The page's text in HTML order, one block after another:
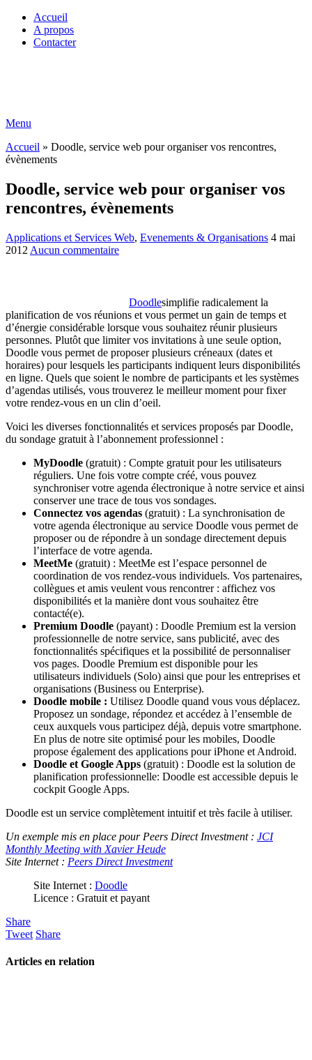
Accueil
A propos
Contacter
Menu
Accueil » Doodle, service web pour organiser vos rencontres,
évènements
Doodle, service web pour organiser vos
rencontres, évènements
Applications et Services Web, Evenements & Organisations 4 mai
2012 Aucun commentaire
Doodlesimplifie radicalement la
planification de vos réunions et vous permet un gain de temps et
d’énergie considérable lorsque vous souhaitez réunir plusieurs
personnes. Plutôt que limiter vos invitations à une seule option,
Doodle vous permet de proposer plusieurs créneaux (dates et
horaires) pour lesquels les participants indiquent leurs disponibilités
en ligne. Quels que soient le nombre de participants et les systèmes
d’agendas utilisés, vous trouverez le meilleur moment pour fixer
votre rendez-vous en un clin d’oeil.
Voici les diverses fonctionnalités et services proposés par Doodle,
du sondage gratuit à l’abonnement professionnel :
MyDoodle (gratuit) : Compte gratuit pour les utilisateurs
réguliers. Une fois votre compte créé, vous pouvez
synchroniser votre agenda électronique à notre service et ainsi
conserver une trace de tous vos sondages.
Connectez vos agendas (gratuit) : La synchronisation de
votre agenda électronique au service Doodle vous permet de
proposer ou de répondre à un sondage directement depuis
l’interface de votre agenda.
MeetMe (gratuit) : MeetMe est l’espace personnel de
coordination de vos rendez-vous individuels. Vos partenaires,
collègues et amis veulent vous rencontrer : affichez vos
disponibilités et la manière dont vous souhaitez être
contacté(e).
Premium Doodle (payant) : Doodle Premium est la version
professionnelle de notre service, sans publicité, avec des
fonctionnalités spécifiques et la possibilité de personnaliser
vos pages. Doodle Premium est disponible pour les
utilisateurs individuels (Solo) ainsi que pour les entreprises et
organisations (Business ou Enterprise).
Doodle mobile : Utilisez Doodle quand vous vous déplacez.
Proposez un sondage, répondez et accédez à l’ensemble de
ceux auxquels vous participez déjà, depuis votre smartphone.
En plus de notre site optimisé pour les mobiles, Doodle
propose également des applications pour iPhone et Android.
Doodle et Google Apps (gratuit) : Doodle est la solution de
planification professionnelle: Doodle est accessible depuis le
cockpit Google Apps.
Doodle est un service complètement intuitif et très facile à utiliser.
Un exemple mis en place pour Peers Direct Investment : JCI
Monthly Meeting with Xavier Heude
Site Internet : Peers Direct Investment
Site Internet : Doodle
Licence : Gratuit et payant
Share
Tweet Share
Articles en relation